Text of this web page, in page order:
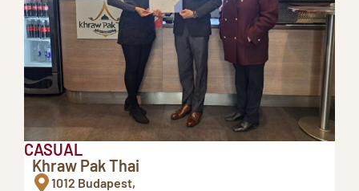
CASUAL
Khraw Pak Thai
1012 Budapest,